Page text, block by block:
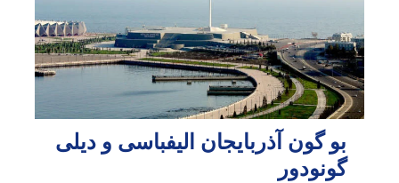
بو گون آذربایجان الیفباسی و دیلی
گونودور